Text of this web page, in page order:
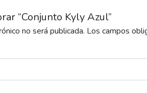
“Conjunto Kyly Azul”
no será publicada. Los campos